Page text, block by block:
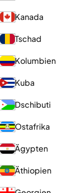
Kanada
Tschad
Kolumbien
Kuba
Dschibuti
Ostafrika
Ägypten
Äthiopien